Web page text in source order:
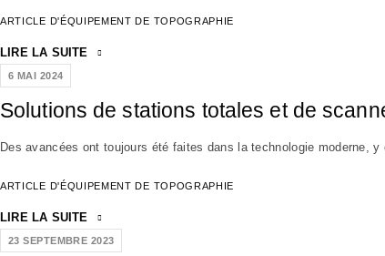
ARTICLE D'ÉQUIPEMENT DE TOPOGRAPHIE
LIRE LA SUITE
6 MAI 2024
Solutions de stations totales et de
Des avancées ont toujours été faites dans la technologie moderne,
ARTICLE D'ÉQUIPEMENT DE TOPOGRAPHIE
LIRE LA SUITE
23 SEPTEMBRE 2023